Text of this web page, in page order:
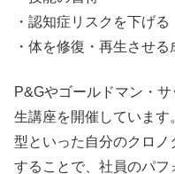
・認知症リスクを下げる
・体を修復・再生させ
P&Gやゴールドマン・
生講座を開催していま
型といった自分のクロ
することで、社員のパフ